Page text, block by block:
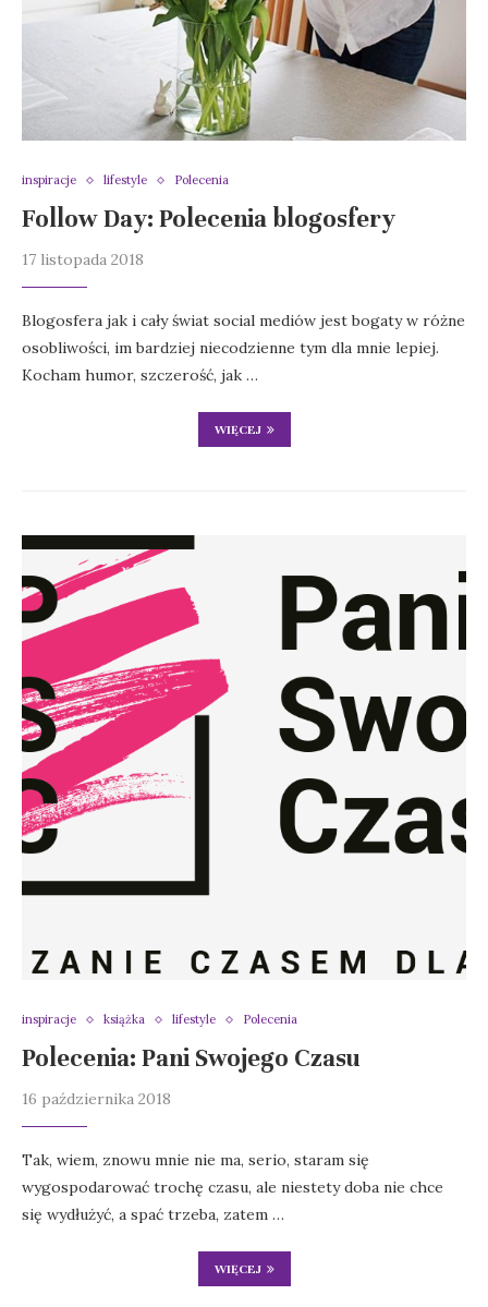
inspiracje lifestyle Polecenia
Follow Day: Polecenia blogosfery
17 listopada 2018
Blogosfera jak i cały świat social mediów jest bogaty w różne
osobliwości, im bardziej niecodzienne tym dla mnie lepiej.
Kocham humor, szczerość, jak …
WIĘCEJ
inspiracje książka lifestyle Polecenia
Polecenia: Pani Swojego Czasu
16 października 2018
Tak, wiem, znowu mnie nie ma, serio, staram się
wygospodarować trochę czasu, ale niestety doba nie chce
się wydłużyć, a spać trzeba, zatem …
WIĘCEJ